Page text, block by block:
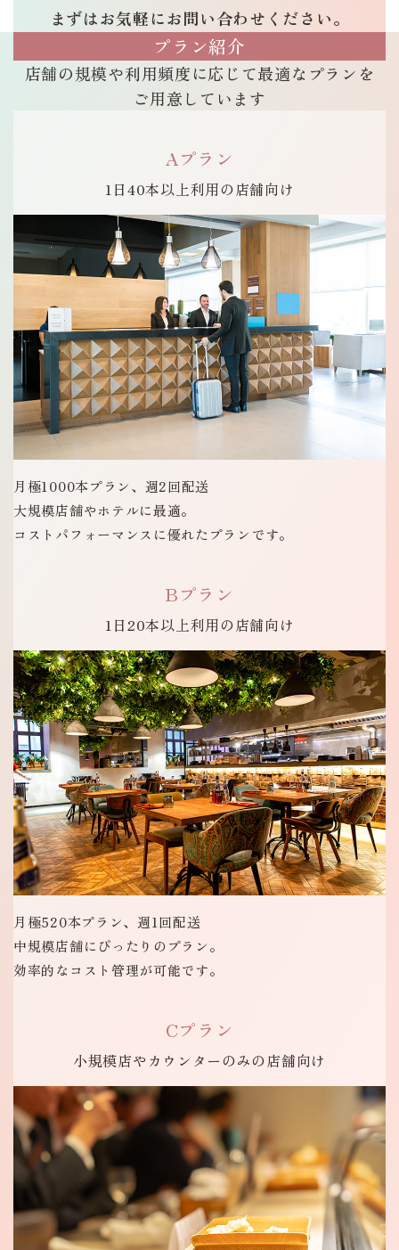
a
S
H
I
B
まずはお気軽にお問い合わせください。
プラン紹介
店舗の規模や利用頻度に応じて最適なプランを
ご用意しています
Aプラン
1日40本以上利用の店舗向け
月極1000本プラン、週2回配送
大規模店舗やホテルに最適。
コストパフォーマンスに優れたプランです。
Bプラン
1日20本以上利用の店舗向け
月極520本プラン、週1回配送
中規模店舗にぴったりのプラン。
効率的なコスト管理が可能です。
Cプラン
小規模店や カウンターのみの店舗向け